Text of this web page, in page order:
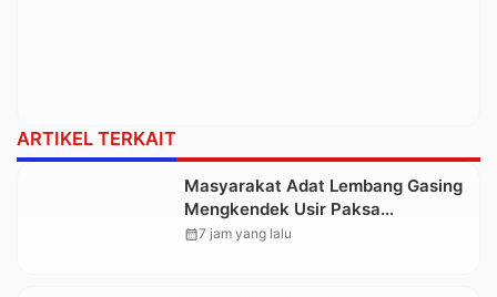
ARTIKEL TERKAIT
Masyarakat Adat Lembang Gasing
Mengkendek Usir Paksa
Penggarap yang Rusak Kawasan
calendar_month7 jam yang lalu